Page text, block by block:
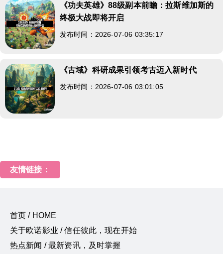
《功夫英雄》88级副本前瞻：拉斯维加斯的
终极大战即将开启
发布时间：2026-07-06 03:35:17
《古域》科研成果引领考古迈入新时代
发布时间：2026-07-06 03:01:05
友情链接：
首页 / HOME
关于欧诺影业 / 信任彼此，现在开始
热点新闻 / 最新资讯，及时掌握